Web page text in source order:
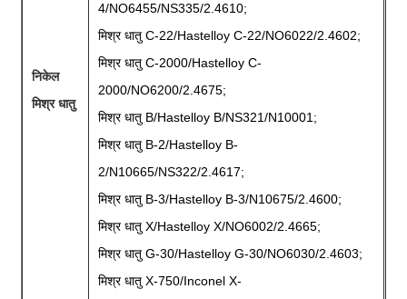
निकेल
मिश्र धातु
4/NO6455/NS335/2.4610;
मिश्र धातु C-22/Hastelloy C-22/NO6022/2.4602;
मिश्र धातु C-2000/Hastelloy C-
2000/NO6200/2.4675;
मिश्र धातु B/Hastelloy B/NS321/N10001;
मिश्र धातु B-2/Hastelloy B-
2/N10665/NS322/2.4617;
मिश्र धातु B-3/Hastelloy B-3/N10675/2.4600;
मिश्र धातु X/Hastelloy X/NO6002/2.4665;
मिश्र धातु G-30/Hastelloy G-30/NO6030/2.4603;
मिश्र धातु X-750/Inconel X-